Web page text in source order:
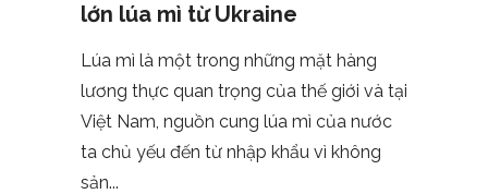
lớn lúa mì từ Ukraine
Lúa mì là một trong những mặt hàng
lương thực quan trọng của thế giới và tại
Việt Nam, nguồn cung lúa mì của nước
ta chủ yếu đến từ nhập khẩu vì không
sản